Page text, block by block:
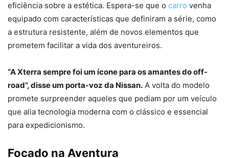
eficiência sobre a estética. Espera-se que o carro venha
equipado com características que definiram a série, como
a estrutura resistente, além de novos elementos que
prometem facilitar a vida dos aventureiros.
“A Xterra sempre foi um ícone para os amantes do off-
road”, disse um porta-voz da Nissan. A volta do modelo
promete surpreender aqueles que pediam por um veículo
que alia tecnologia moderna com o clássico e essencial
para expedicionismo.
Focado na Aventura